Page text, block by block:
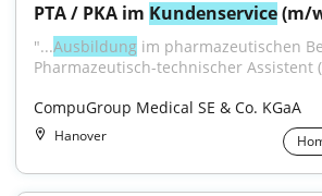
PTA / PKA im Kundenservice (m/
"...Ausbildung im pharmazeutischen
Pharmazeutisch-technischer Assistent
CompuGroup Medical SE & Co. KGaA
Hanover